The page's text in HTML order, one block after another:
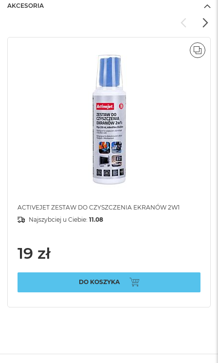
AKCESORIA
ACTIVEJET ZESTAW DO CZYSZCZENIA EKRANÓW 2W1
Najszybciej u Ciebie: 11.08
19 zł
DO KOSZYKA